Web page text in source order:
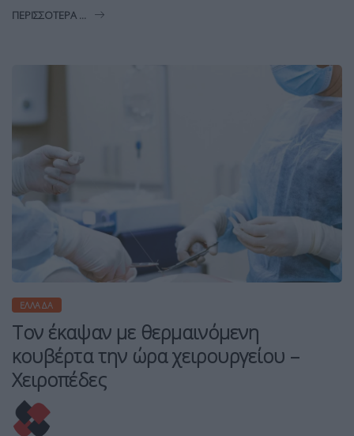
ΠΕΡΙΣΣΌΤΕΡΑ ...
ΕΛΛΆΔΑ
Τον έκαψαν με θερμαινόμενη
κουβέρτα την ώρα χειρουργείου –
Χειροπέδες